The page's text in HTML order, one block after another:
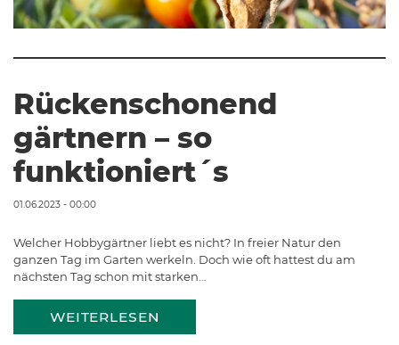
Rückenschonend
gärtnern – so
funktioniert´s
01.06.2023 - 00:00
Welcher Hobbygärtner liebt es nicht? In freier Natur den
ganzen Tag im Garten werkeln. Doch wie oft hattest du am
nächsten Tag schon mit starken…
WEITERLESEN